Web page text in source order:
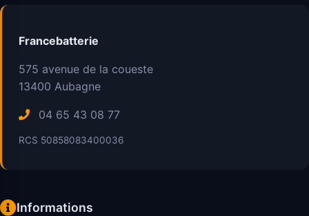
Francebatterie
575 avenue de la coueste
13400 Aubagne
04 65 43 08 77
RCS 50858083400036
Informations